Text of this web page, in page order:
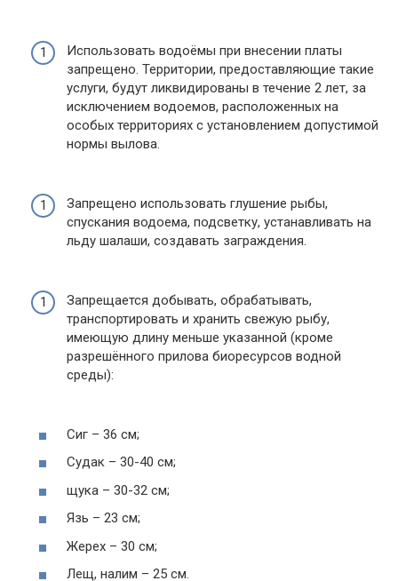
Использовать водоёмы при внесении платы
запрещено. Территории, предоставляющие такие
услуги, будут ликвидированы в течение 2 лет, за
исключением водоемов, расположенных на
особых территориях с установлением допустимой
нормы вылова.
Запрещено использовать глушение рыбы,
спускания водоема, подсветку, устанавливать на
льду шалаши, создавать заграждения.
Запрещается добывать, обрабатывать,
транспортировать и хранить свежую рыбу,
имеющую длину меньше указанной (кроме
разрешённого прилова биоресурсов водной
среды):
Сиг – 36 см;
Судак – 30-40 см;
щука – 30-32 см;
Язь – 23 см;
Жерех – 30 см;
Лещ, налим – 25 см.